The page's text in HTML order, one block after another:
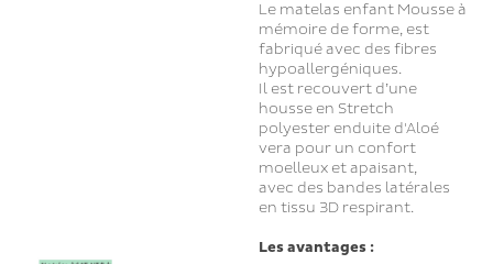
Le matelas enfant Mousse à
mémoire de forme, est
fabriqué avec des fibres
hypoallergéniques.
Il est recouvert d’une
housse en Stretch
polyester enduite d'Aloé
vera pour un confort
moelleux et apaisant,
avec des bandes latérales
en tissu 3D respirant.
Les avantages :